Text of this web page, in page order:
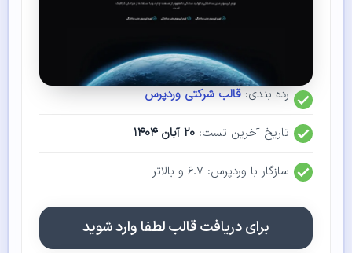
رده بندی:قالب شرکتی وردپرس
تاریخ آخرین تست: ۲۰ آبان ۱۴۰۴
سازگار با وردپرس: ۶.۷ و بالاتر
برای دریافت قالب لطفا وارد شوید